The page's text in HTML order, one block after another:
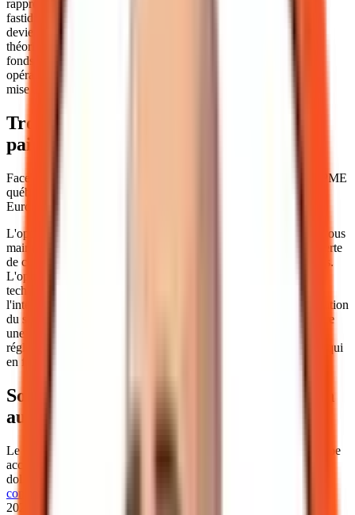
rapprochement bancaire est souvent une tâche manuelle et
fastidieuse. Avec l'euro numérique et l'ISO 20022, le paiement
devient "intelligent". Votre système comptable pourrait
théoriquement valider et lettrer une facture dès la réception des
fonds, sans intervention humaine. C'est ce gain d'efficacité
opérationnelle qui, à mon avis, justifie l'investissement dans une
mise à niveau de votre stack technologique dès 2026.
Trois options pour votre stack de
paiements export
Face à cette transition, je vois trois chemins possibles pour une PME
québécoise. L'arbitrage dépendra de votre volume d'affaires en
Europe et de votre appétence au risque technologique.
L'option du statu quo est la plus simple à court terme, mais elle vous
maintient dans un modèle de frais élevés et vous expose à une perte
de compétitivité si vos concurrents adoptent des rails plus rapides.
L'option de la veille active permet d'anticiper l'interopérabilité
technique. Des organisations comme Swift travaillent déjà sur
l'interconnexion des "îles numériques" pour éviter une fragmentation
du système financier mondial. Enfin, l'option des stablecoins offre
une alternative immédiate, mais elle fait face à une pression
réglementaire croissante en Europe avec le règlement MiCA, ce qui
en fait une solution risquée pour le long terme.
Souveraineté et géopolitique : le Canada
au milieu du gué
Le Canada se trouve dans une position délicate. Alors que l'Europe
accélère, la Banque du Canada reste prudente sur l'émission d'un
dollar numérique. Cependant, les
commerce numérique entre l'UE et le Canada
2026, montrent que la convergence est nécessaire.